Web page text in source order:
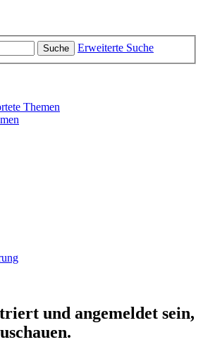
Suche Erweiterte Suche
Themen
und angemeldet sein,